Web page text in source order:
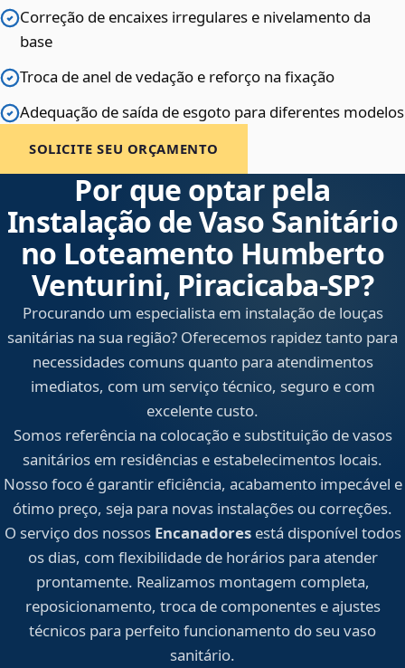
Correção de encaixes irregulares e nivelamento da
base
Troca de anel de vedação e reforço na fixação
Adequação de saída de esgoto para diferentes modelos
SOLICITE SEU ORÇAMENTO
Por que optar pela
Instalação de Vaso Sanitário
no Loteamento Humberto
Venturini, Piracicaba‑SP?
Procurando um especialista em instalação de louças
sanitárias na sua região? Oferecemos rapidez tanto para
necessidades comuns quanto para atendimentos
imediatos, com um serviço técnico, seguro e com
excelente custo.
Somos referência na colocação e substituição de vasos
sanitários em residências e estabelecimentos locais.
Nosso foco é garantir eficiência, acabamento impecável e
ótimo preço, seja para novas instalações ou correções.
O serviço dos nossos Encanadoresestá disponível todos
os dias, com flexibilidade de horários para atender
prontamente. Realizamos montagem completa,
reposicionamento, troca de componentes e ajustes
técnicos para perfeito funcionamento do seu vaso
sanitário.